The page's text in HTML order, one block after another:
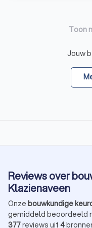
Toon
Jouw
Reviews over
Klazienaveen
Onze bouwkundige
gemiddeld beoordeeld
377reviews uit 4